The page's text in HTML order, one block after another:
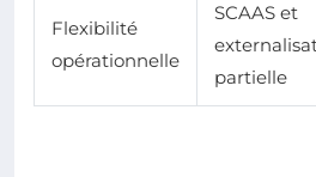
Flexibilité
opérationnelle
SCAAS et
partielle